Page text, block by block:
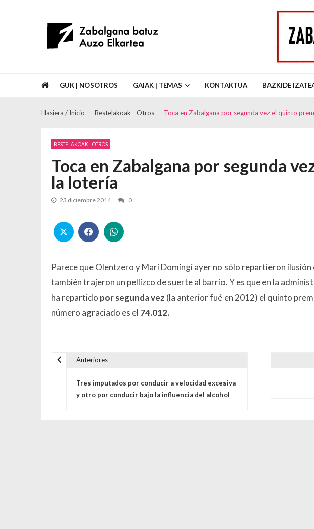
Asociación de Vecinos Zabalgana Batuz Auzo Elkartea
GUK | NOSOTROS GAIAK | TEMAS KONTAKTUA BAZKIDE
Hasiera / Inicio Bestelakoak - Otros Toca en Zabalgana por segunda vez el quinto
BESTELAKOAK - OTROS
Toca en Zabalgana por segunda
la lotería
23 diciembre 2014 0
Parece que Olentzero y Mari Domingi ayer no sólo repartieron ilusión
también trajeron un pellizco de suerte al barrio. Y es que en la
ha repartido por segunda vez (la anterior fué en 2012) el quinto
número agraciado es el 74.012.
Anteriores
Tres imputados por conducir a velocidad excesiva
y otro por conducir bajo la influencia del alcohol